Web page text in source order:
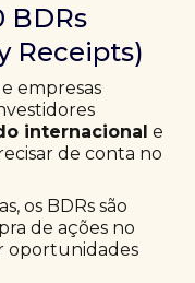
BDRs
Receipts)
empresas
internacional e
de conta no
os BDRs são
de ações no
oportunidades